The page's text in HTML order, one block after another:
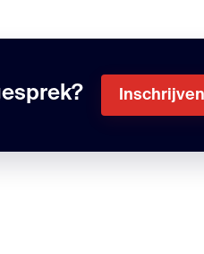
Inschrijven